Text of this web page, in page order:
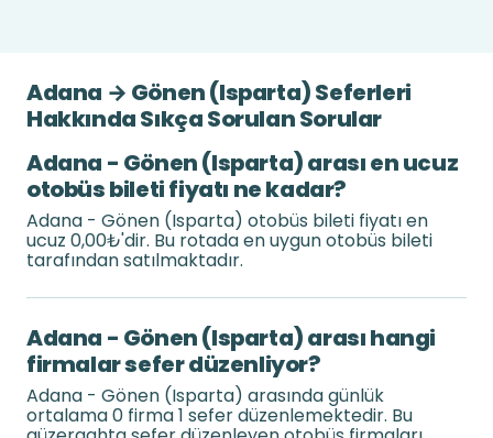
Adana → Gönen (Isparta) Seferleri
Hakkında Sıkça Sorulan Sorular
Adana - Gönen (Isparta) arası en ucuz
otobüs bileti fiyatı ne kadar?
Adana - Gönen (Isparta) otobüs bileti fiyatı en
ucuz 0,00₺'dir. Bu rotada en uygun otobüs bileti
tarafından satılmaktadır.
Adana - Gönen (Isparta) arası hangi
firmalar sefer düzenliyor?
Adana - Gönen (Isparta) arasında günlük
ortalama 0 firma 1 sefer düzenlemektedir. Bu